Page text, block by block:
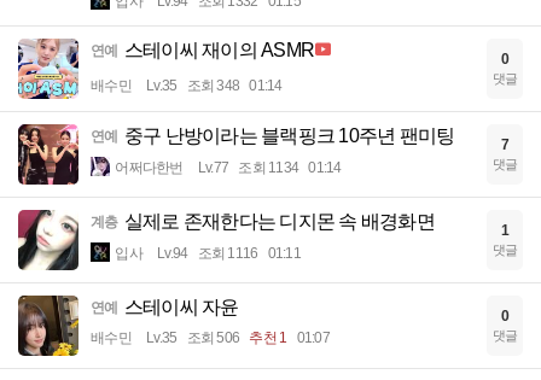
연예 스테이씨 재이의 ASMR
배수민 Lv.35 조회 348 01:14
0
댓글
연예 중구 난방이라는 블랙핑크 10주년 팬미팅
어쩌다한번 Lv.77 조회 1134 01:14
7
댓글
계층 실제로 존재한다는 디지몬 속 배경화면
입사 Lv.94 조회 1116 01:11
1
댓글
연예 스테이씨 자윤
배수민 Lv.35 조회 506 추천 1 01:07
0
댓글